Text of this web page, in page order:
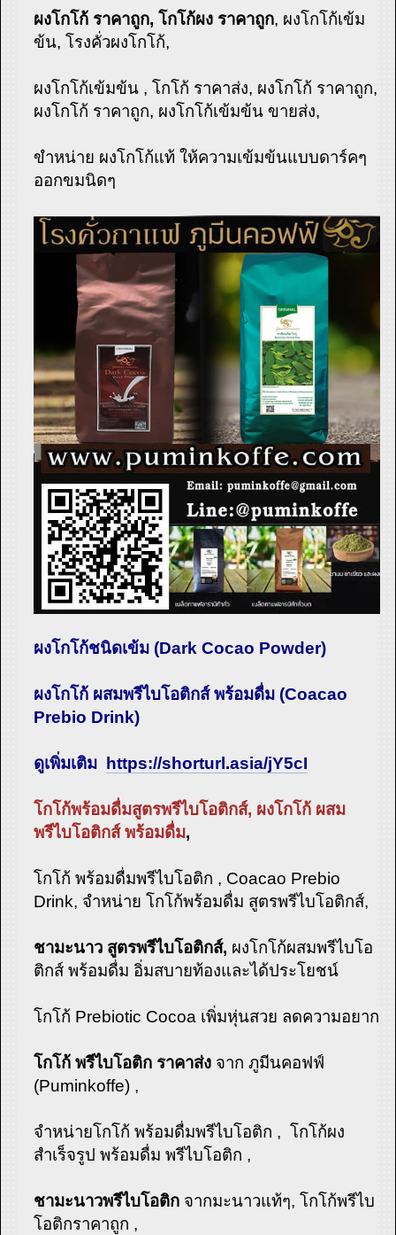
ผงโกโก้ ราคาถูก, โกโก้ผง ราคาถูก, ผงโกโก้เข้ม
ข้น, โรงคั่วผงโกโก้,
ผงโกโก้เข้มข้น , โกโก้ ราคาส่ง, ผงโกโก้ ราคาถูก,
ผงโกโก้ ราคาถูก, ผงโกโก้เข้มข้น ขายส่ง,
ขำหน่าย ผงโกโก้แท้ ให้ความเข้มข้นแบบดาร์คๆ
ออกขมนิดๆ
ผงโกโก้ชนิดเข้ม (Dark Cocao Powder)
ผงโกโก้ ผสมพรีไบโอติกส์ พร้อมดื่ม (Coacao
Prebio Drink)
ดูเพิ่มเติม https://shorturl.asia/jY5cI
โกโก้พร้อมดื่มสูตรพรีไบโอติกส์, ผงโกโก้ ผสม
พรีไบโอติกส์ พร้อมดื่ม,
โกโก้ พร้อมดื่มพรีไบโอติก , Coacao Prebio
Drink, จำหน่าย โกโก้พร้อมดื่ม สูตรพรีไบโอติกส์,
ชามะนาว สูตรพรีไบโอติกส์, ผงโกโก้ผสมพรีไบโอ
ติกส์ พร้อมดื่ม อิ่มสบายท้องและได้ประโยชน์
โกโก้ Prebiotic Cocoa เพิ่มหุ่นสวย ลดความอยาก
โกโก้ พรีไบโอติก ราคาส่ง จาก ภูมีนคอฟฟ์
(Puminkoffe) ,
จำหน่ายโกโก้ พร้อมดื่มพรีไบโอติก , โกโก้ผง
สำเร็จรูป พร้อมดื่ม พรีไบโอติก ,
ชามะนาวพรีไบโอติก จากมะนาวแท้ๆ, โกโก้พรีไบ
โอติกราคาถูก ,